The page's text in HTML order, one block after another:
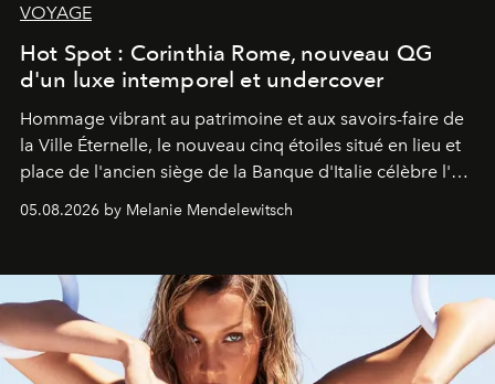
VOYAGE
Hot Spot : Corinthia Rome, nouveau QG
d'un luxe intemporel et undercover
Hommage vibrant au patrimoine et aux savoirs-faire de
la Ville Éternelle, le nouveau cinq étoiles situé en lieu et
place de l'ancien siège de la Banque d'Italie célèbre l'art
de vivre Romain dans toute son élégance intemporelle.
05.08.2026 by Melanie Mendelewitsch